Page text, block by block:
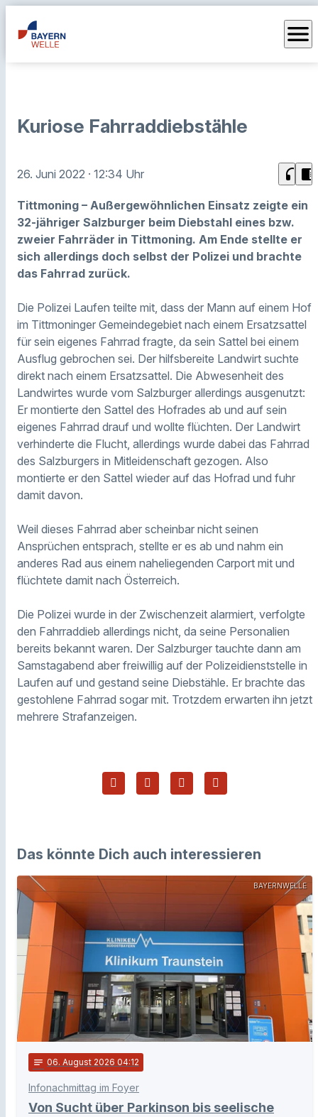
menu
Kuriose Fahrraddiebstähle
26. Juni 2022 · 12:34 Uhr headphones chrome_reader_mode
Tittmoning – Außergewöhnlichen Einsatz zeigte ein
32-jähriger Salzburger beim Diebstahl eines bzw.
zweier Fahrräder in Tittmoning. Am Ende stellte er
sich allerdings doch selbst der Polizei und brachte
das Fahrrad zurück.
Die Polizei Laufen teilte mit, dass der Mann auf einem Hof
im Tittmoninger Gemeindegebiet nach einem Ersatzsattel
für sein eigenes Fahrrad fragte, da sein Sattel bei einem
Ausflug gebrochen sei. Der hilfsbereite Landwirt suchte
direkt nach einem Ersatzsattel. Die Abwesenheit des
Landwirtes wurde vom Salzburger allerdings ausgenutzt:
Er montierte den Sattel des Hofrades ab und auf sein
eigenes Fahrrad drauf und wollte flüchten. Der Landwirt
verhinderte die Flucht, allerdings wurde dabei das Fahrrad
des Salzburgers in Mitleidenschaft gezogen. Also
montierte er den Sattel wieder auf das Hofrad und fuhr
damit davon.
Weil dieses Fahrrad aber scheinbar nicht seinen
Ansprüchen entsprach, stellte er es ab und nahm ein
anderes Rad aus einem naheliegenden Carport mit und
flüchtete damit nach Österreich.
Die Polizei wurde in der Zwischenzeit alarmiert, verfolgte
den Fahrraddieb allerdings nicht, da seine Personalien
bereits bekannt waren. Der Salzburger tauchte dann am
Samstagabend aber freiwillig auf der Polizeidienststelle in
Laufen auf und gestand seine Diebstähle. Er brachte das
gestohlene Fahrrad sogar mit. Trotzdem erwarten ihn jetzt
mehrere Strafanzeigen.
Das könnte Dich auch interessieren
BAYERNWELLE
notes 06. August 2026 04:12
Infonachmittag im Foyer
Von Sucht über Parkinson bis seelische